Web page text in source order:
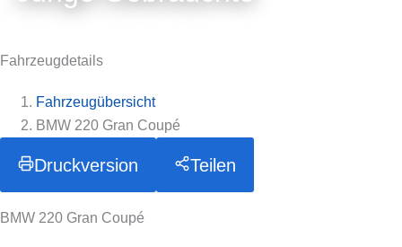
Fahrzeugdetails
Fahrzeugübersicht
BMW 220 Gran Coupé
Druckversion Teilen
BMW 220 Gran Coupé